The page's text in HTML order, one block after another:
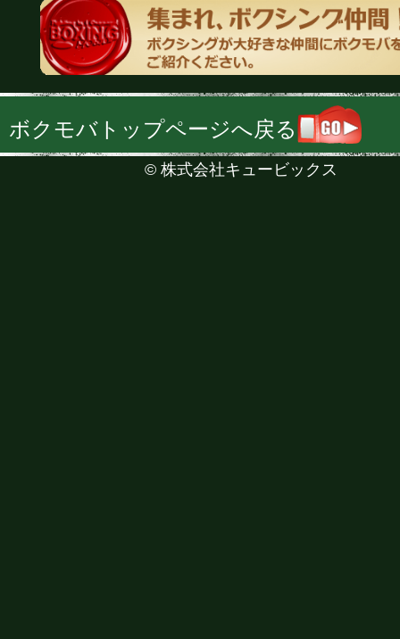
ボクモバトップページへ戻る
© 株式会社キュービックス